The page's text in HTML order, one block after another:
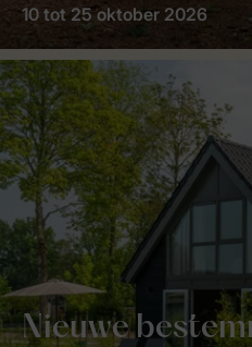
10 tot 25 oktober 2026
Nieuwe